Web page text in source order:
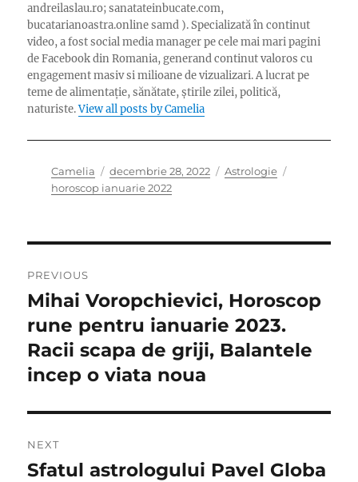
andreilaslau.ro; sanatateinbucate.com,
bucatarianoastra.online samd ). Specializată în continut
video, a fost social media manager pe cele mai mari pagini
de Facebook din Romania, generand continut valoros cu
engagement masiv si milioane de vizualizari. A lucrat pe
teme de alimentație, sănătate, știrile zilei, politică,
naturiste.View all posts by Camelia
Author
Camelia
Posted
on
decembrie 28, 2022 Categories
Astrologie
horoscop ianuarie 2022
în
articole
PREVIOUS
Previous
post:
Mihai Voropchievici, Horoscop
rune pentru ianuarie 2023.
Racii scapa de griji, Balantele
incep o viata noua
NEXT
Next
Sfatul astrologului Pavel Globa